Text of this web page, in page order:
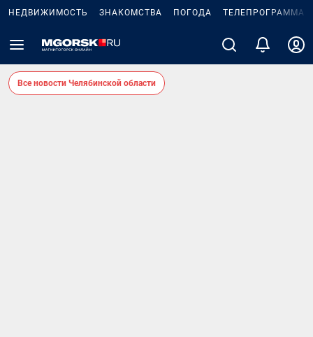
НЕДВИЖИМОСТЬ ЗНАКОМСТВА ПОГОДА ТЕЛЕПРОГРАММА
Все новости Челябинской области